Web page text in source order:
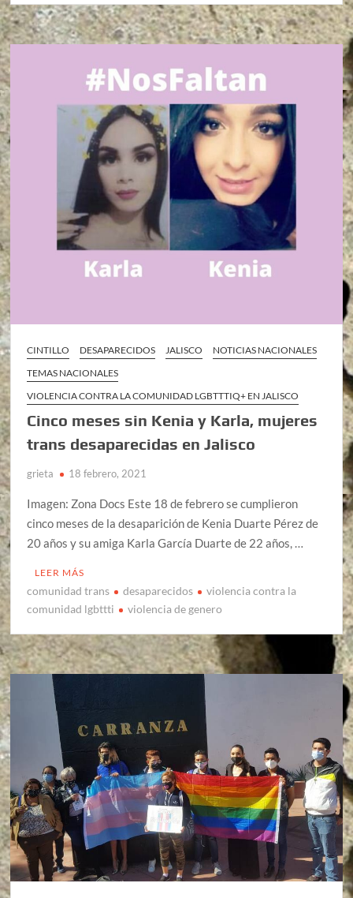
CINTILLO DESAPARECIDOS JALISCO
NOTICIAS NACIONALES
TEMAS NACIONALES
VIOLENCIA CONTRA LA COMUNIDAD LGBTTTIQ+ EN JALISCO
Cinco meses sin Kenia y Karla, mujeres
trans desaparecidas en Jalisco
grieta 18 febrero, 2021
Imagen: Zona Docs Este 18 de febrero se cumplieron
cinco meses de la desaparición de Kenia Duarte Pérez de
20 años y su amiga Karla García Duarte de 22 años, …
LEER MÁS
comunidad trans desaparecidos
violencia contra la
comunidad lgbttti
violencia de genero